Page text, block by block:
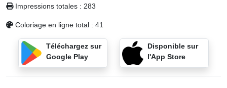
Impressions totales : 283
Coloriage en ligne total : 41
Téléchargez sur
Google Play
Disponible sur
l'App Store